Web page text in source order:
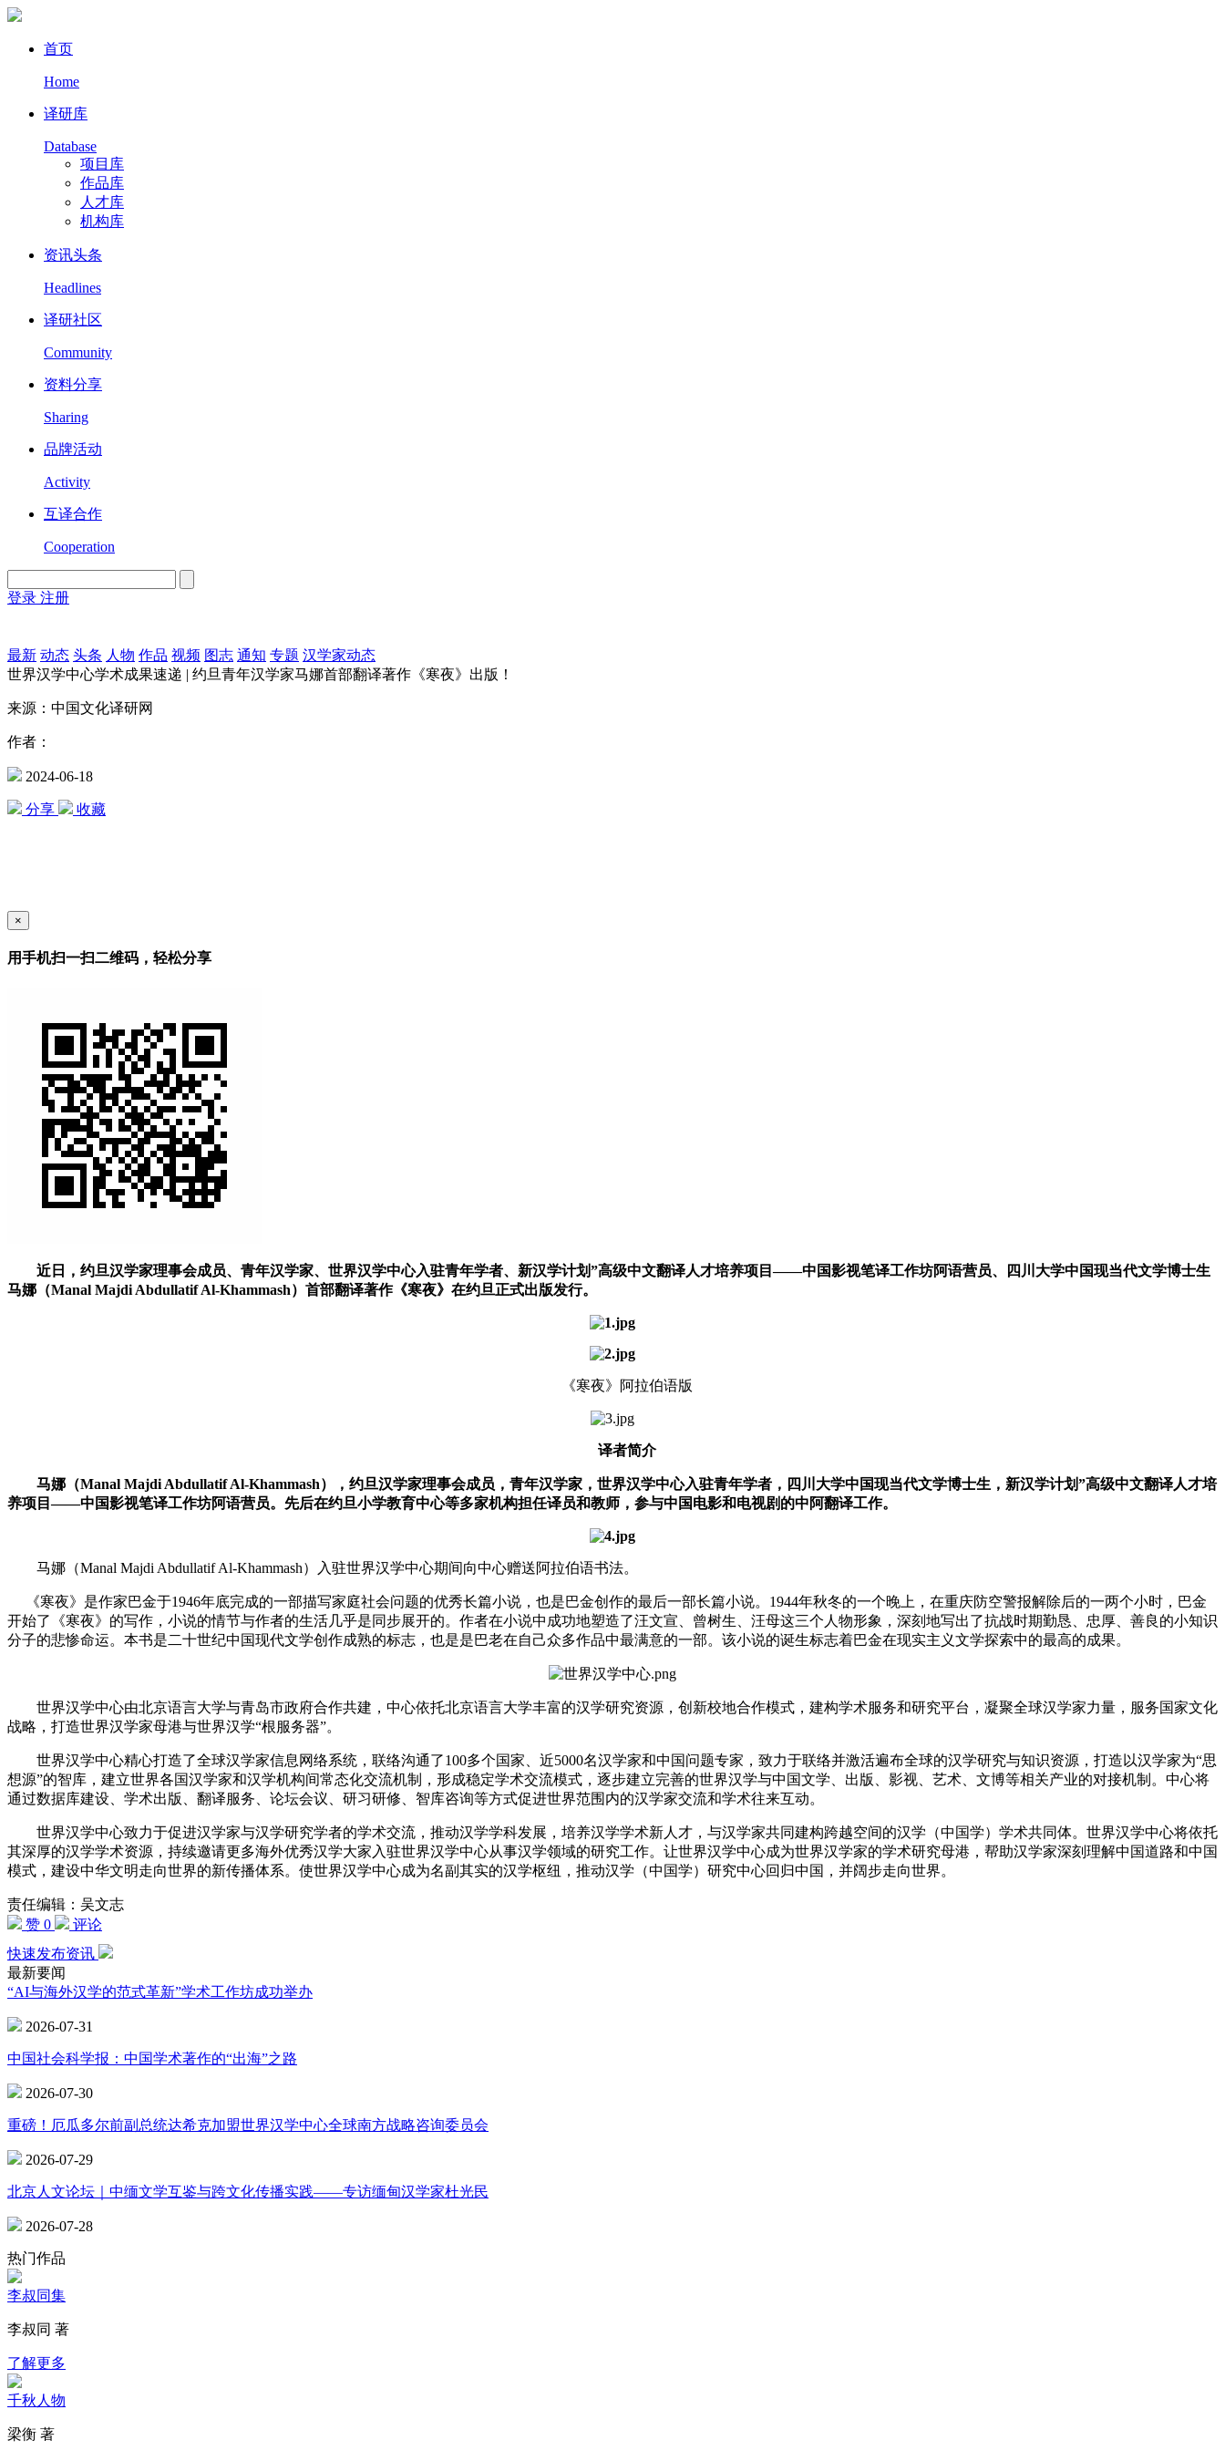
首页
Home
译研库
Database
项目库
作品库
人才库
机构库
资讯头条
Headlines
译研社区
Community
资料分享
Sharing
品牌活动
Activity
互译合作
Cooperation
登录 注册
最新 动态 头条 人物 作品 视频 图志 通知 专题 汉学家动态
世界汉学中心学术成果速递 | 约旦青年汉学家马娜首部翻译著作《寒夜》出版！
来源：中国文化译研网
作者：
2024-06-18
分享 收藏
×
用手机扫一扫二维码，轻松分享
近日，约旦汉学家理事会成员、青年汉学家、世界汉学中心入驻青年学者、新汉学计划”高级中文翻译人才培养项目——中国影视笔译工作坊阿语营员、四川大学中国现当代文学博士生
马娜（Manal Majdi Abdullatif Al-Khammash）首部翻译著作《寒夜》在约旦正式出版发行。
《寒夜》阿拉伯语版
译者简介
马娜（Manal Majdi Abdullatif Al-Khammash），约旦汉学家理事会成员，青年汉学家，世界汉学中心入驻青年学者，四川大学中国现当代文学博士生，新汉学计划”高级中文翻译人才培
养项目——中国影视笔译工作坊阿语营员。先后在约旦小学教育中心等多家机构担任译员和教师，参与中国电影和电视剧的中阿翻译工作。
马娜（Manal Majdi Abdullatif Al-Khammash）入驻世界汉学中心期间向中心赠送阿拉伯语书法。
《寒夜》是作家巴金于1946年底完成的一部描写家庭社会问题的优秀长篇小说，也是巴金创作的最后一部长篇小说。1944年秋冬的一个晚上，在重庆防空警报解除后的一两个小时，巴金
开始了《寒夜》的写作，小说的情节与作者的生活几乎是同步展开的。作者在小说中成功地塑造了汪文宣、曾树生、汪母这三个人物形象，深刻地写出了抗战时期勤恳、忠厚、善良的小知识
分子的悲惨命运。本书是二十世纪中国现代文学创作成熟的标志，也是是巴老在自己众多作品中最满意的一部。该小说的诞生标志着巴金在现实主义文学探索中的最高的成果。
世界汉学中心由北京语言大学与青岛市政府合作共建，中心依托北京语言大学丰富的汉学研究资源，创新校地合作模式，建构学术服务和研究平台，凝聚全球汉学家力量，服务国家文化
战略，打造世界汉学家母港与世界汉学“根服务器”。
世界汉学中心精心打造了全球汉学家信息网络系统，联络沟通了100多个国家、近5000名汉学家和中国问题专家，致力于联络并激活遍布全球的汉学研究与知识资源，打造以汉学家为“思
想源”的智库，建立世界各国汉学家和汉学机构间常态化交流机制，形成稳定学术交流模式，逐步建立完善的世界汉学与中国文学、出版、影视、艺术、文博等相关产业的对接机制。中心将
通过数据库建设、学术出版、翻译服务、论坛会议、研习研修、智库咨询等方式促进世界范围内的汉学家交流和学术往来互动。
世界汉学中心致力于促进汉学家与汉学研究学者的学术交流，推动汉学学科发展，培养汉学学术新人才，与汉学家共同建构跨越空间的汉学（中国学）学术共同体。世界汉学中心将依托
其深厚的汉学学术资源，持续邀请更多海外优秀汉学大家入驻世界汉学中心从事汉学领域的研究工作。让世界汉学中心成为世界汉学家的学术研究母港，帮助汉学家深刻理解中国道路和中国
模式，建设中华文明走向世界的新传播体系。使世界汉学中心成为名副其实的汉学枢纽，推动汉学（中国学）研究中心回归中国，并阔步走向世界。
责任编辑：吴文志
赞 0
评论
快速发布资讯
最新要闻
“AI与海外汉学的范式革新”学术工作坊成功举办
2026-07-31
中国社会科学报：中国学术著作的“出海”之路
2026-07-30
重磅！厄瓜多尔前副总统达希克加盟世界汉学中心全球南方战略咨询委员会
2026-07-29
北京人文论坛｜中缅文学互鉴与跨文化传播实践——专访缅甸汉学家杜光民
2026-07-28
热门作品
李叔同集
李叔同 著
了解更多
千秋人物
梁衡 著